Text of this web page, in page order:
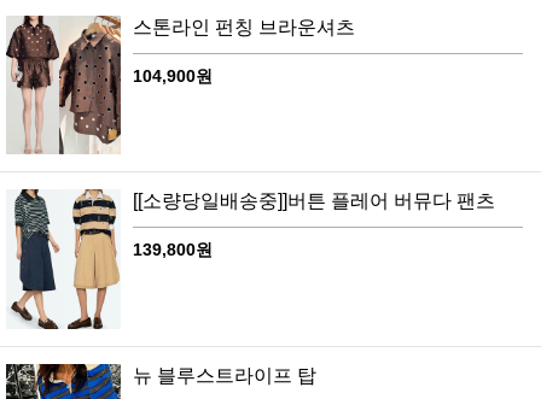
스톤라인 펀칭 브라운셔츠
104,900원
[[소량당일배송중]]버튼 플레어 버뮤다 팬츠
139,800원
뉴 블루스트라이프 탑